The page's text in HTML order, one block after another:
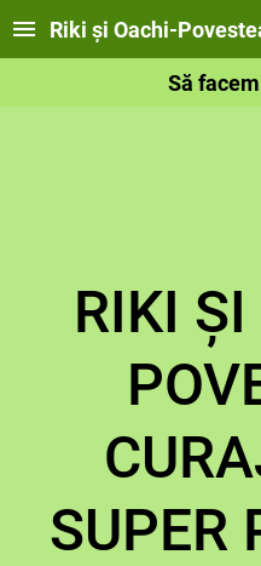
Riki şi Oachi-
Să
RIKI
SUPER